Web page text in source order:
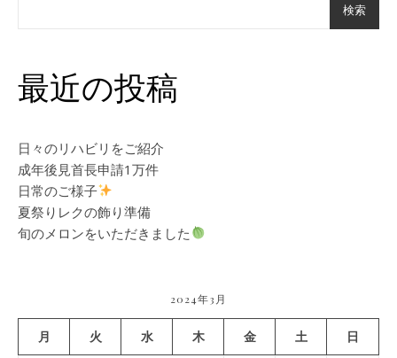
検索
最近の投稿
日々のリハビリをご紹介
成年後見首長申請1万件
日常のご様子
夏祭りレクの飾り準備
旬のメロンをいただきました
2024年3月
月 火 水 木 金 土 日